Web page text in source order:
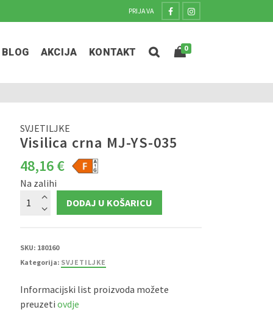
PRIJAVA
BLOG AKCIJA KONTAKT 0
SVJETILJKE
Visilica crna MJ-YS-035
48,16€
Na zalihi
Visilica
crna
MJ-
DODAJ U KOŠARICU
SKU: 180160
Kategorija: SVJETILJKE
Informacijski list proizvoda možete
preuzeti ovdje